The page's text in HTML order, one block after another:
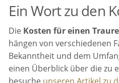
Ein Wort zu den
Die Kosten für einen
hängen von verschiedenen
Bekanntheit und dem
einen Überblick über die zu